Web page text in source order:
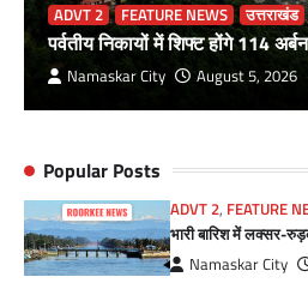
ADVT 2 FEATURE NEWS उत्तराखंड
पर्वतीय निकायों में शिफ्ट होंगे 114
Namaskar City August 5, 2026
Popular Posts
ADVT 2, FEATURE
भारी बारिश में लक्सर-
Namaskar City